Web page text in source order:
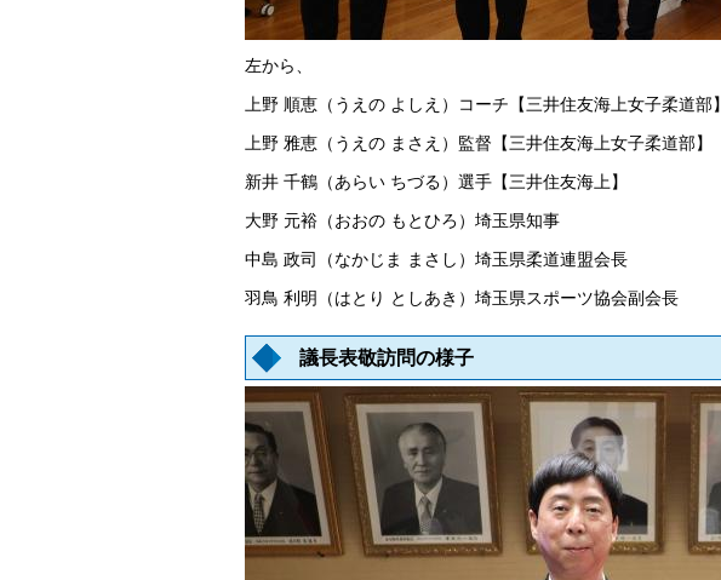
左から、
上野 順恵（うえの よしえ）コーチ【三井住友海上女子柔道部】
上野 雅恵（うえの まさえ）監督【三井住友海上女子柔道部】
新井 千鶴（あらい ちづる）選手【三井住友海上】
大野 元裕（おおの もとひろ）埼玉県知事
中島 政司（なかじま まさし）埼玉県柔道連盟会長
羽鳥 利明（はとり としあき）埼玉県スポーツ協会副会長
議長表敬訪問の様子